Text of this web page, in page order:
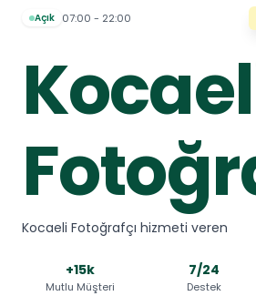
Açık 07:00 - 22:00
Kocaeli Fotoğrafçı hizmeti veren
+15k
Mutlu Müşteri
7/24
Destek